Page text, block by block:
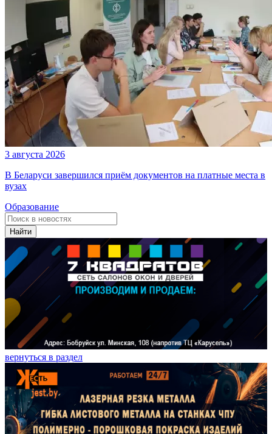
3 августа 2026
В Беларуси завершился приём документов на платные места в
вузах
Образование
Найти
вернуться в раздел